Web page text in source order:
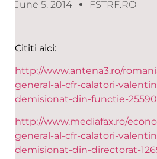
June 5, 2014 FSTRF.RO
Cititi aici:
http://www.antena3.ro/
general-al-cfr-calatori-
demisionat-din-functie-
http://www.mediafax.ro/
general-al-cfr-calatori-
demisionat-din-directorat-